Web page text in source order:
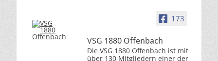
173
VSG 1880 Offenbach
Die VSG 1880 Offenbach ist mit
über 130 Mitgliedern einer der